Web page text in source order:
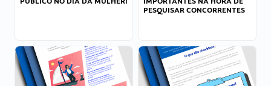
PESQUISAR CONCORRENTES